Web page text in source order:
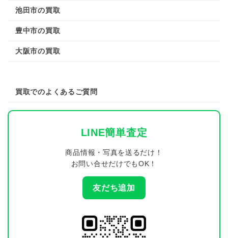
池田市の買取
豊中市の買取
大阪市の買取
買取でのよくあるご質問
LINE簡単査定
商品情報・写真を送るだけ！
お問い合せだけでもOK！
友だち追加